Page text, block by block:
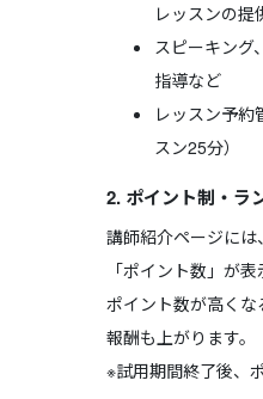
レッスンの提
スピーキング
指導など
レッスン予約
スン25分）
2. ポイント制・ラ
講師紹介ページに
「ポイント数」が表
ポイント数が高く
報酬も上がります。
※試用期間終了後、